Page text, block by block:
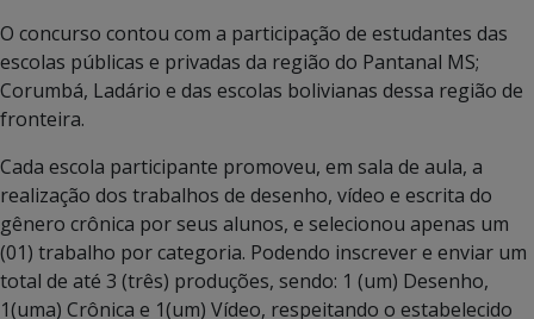
O concurso contou com a participação de estudantes das
escolas públicas e privadas da região do Pantanal MS;
Corumbá, Ladário e das escolas bolivianas dessa região de
fronteira.
Cada escola participante promoveu, em sala de aula, a
realização dos trabalhos de desenho, vídeo e escrita do
gênero crônica por seus alunos, e selecionou apenas um
(01) trabalho por categoria. Podendo inscrever e enviar um
total de até 3 (três) produções, sendo: 1 (um) Desenho,
1(uma) Crônica e 1(um) Vídeo, respeitando o estabelecido